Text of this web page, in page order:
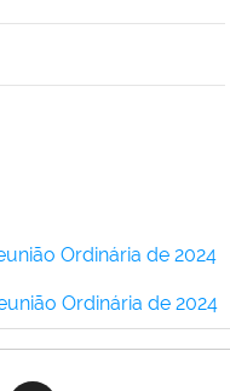
Ordinária de 2024
Ordinária de 2024